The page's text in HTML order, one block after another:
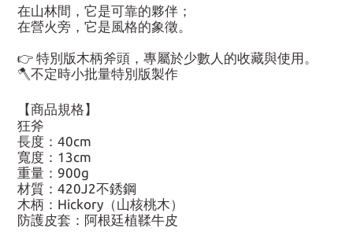
在山林間，它是可靠的夥伴；
在營火旁，它是風格的象徵。
👉 特別版木柄斧頭，專屬於少數人的收藏與使用。
🪓不定時小批量特別版製作
【商品規格】
狂斧
長度：40cm
寬度：13cm
重量：900g
材質：420J2不銹鋼
木柄：Hickory（山核桃木）
防護皮套：阿根廷植鞣牛皮